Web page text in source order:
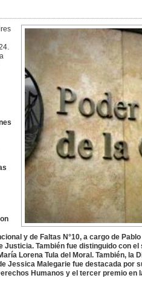
y de Faltas N°10, a cargo de
También fue distinguido con
Lorena Tula del Moral. También, la
Jessica Malegarie fue destacada por
Humanos y el tercer premio en